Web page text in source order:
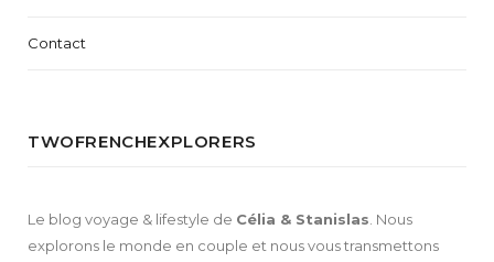
Contact
TWOFRENCHEXPLORERS
Le blog voyage & lifestyle de Célia & Stanislas . Nous
explorons le monde en couple et nous vous transmettons